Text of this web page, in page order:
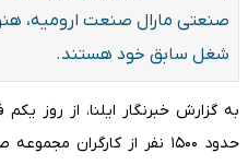
صنعتی مارال صنعت ارومیه،
شغل سابق خود هستند.
حدود ۱۵۰۰ نفر از کارگران